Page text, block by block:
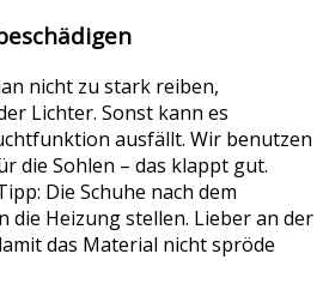
nicht zu stark reiben,
Lichter. Sonst kann es
ausfällt. Wir benutzen
die Sohlen – das klappt gut.
Die Schuhe nach dem
die Heizung stellen. Lieber an der
das Material nicht spröde